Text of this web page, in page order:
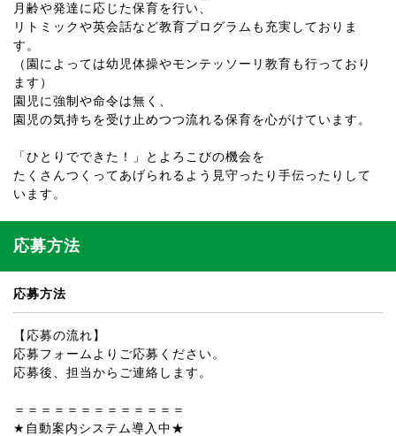
月齢や発達に応じた保育を行い、
リトミックや英会話など教育プログラムも充実しておりま
す。
（園によっては幼児体操やモンテッソーリ教育も行っており
ます）
園児に強制や命令は無く、
園児の気持ちを受け止めつつ流れる保育を心がけています。
「ひとりでできた！」とよろこびの機会を
たくさんつくってあげられるよう見守ったり手伝ったりして
います。
応募方法
応募方法
【応募の流れ】
応募フォームよりご応募ください。
応募後、担当からご連絡します。
＝＝＝＝＝＝＝＝＝＝＝＝＝
★自動案内システム導入中★